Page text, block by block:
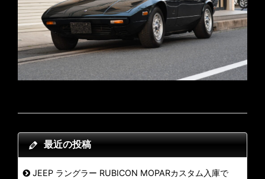
最近の投稿
JEEP ラングラー RUBICON MOPARカスタム入庫で